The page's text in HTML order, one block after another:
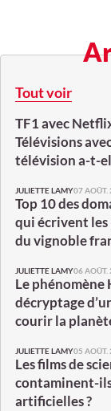
Tout voir
TF1 avec
Télévisions
télévision a-t-
JULIETTE LAMY07 AOÛT.
Top 10 des
qui écrivent les
du vignoble
JULIETTE LAMY06 AOÛT.
Le phénomène
décryptage
courir la
JULIETTE LAMY05 AOÛT.
Les films de
contaminent-
artificielles ?